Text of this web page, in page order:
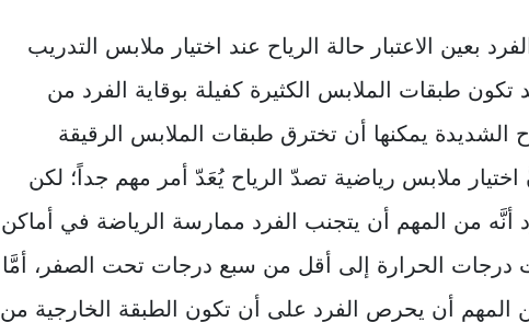
بعين الاعتبار حالة الرياح عند اختيار ملابس التدريب
طبقات الملابس الكثيرة كفيلة بوقاية الفرد من
الشديدة يمكنها أن تخترق طبقات الملابس الرقيقة
ملابس رياضية تصدّ الرياح يُعَدّ أمر مهم جداً؛ لكن
أنَّه من المهم أن يتجنب الفرد ممارسة الرياضة في أماكن
درجات الحرارة إلى أقل من سبع درجات تحت الصفر، أمَّا
المهم أن يحرص الفرد على أن تكون الطبقة الخارجية من